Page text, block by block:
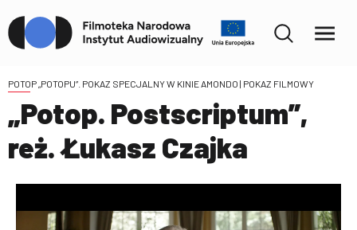
POTOP „POTOPU”. POKAZ SPECJALNY W KINIE AMONDO | POKAZ FILMOWY
„Potop. Postscriptum”,
reż. Łukasz Czajka